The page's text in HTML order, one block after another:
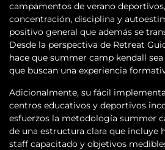
campamentos de verano
concentración, disciplina y
positivo general que además se
Desde la perspectiva de Retreat
hace que summer camp kendall
que buscan una experiencia
Adicionalmente, su fácil
centros educativos y deportivos
esfuerzos la metodología summer
de una estructura clara que incluye
staff capacitado y objetivos